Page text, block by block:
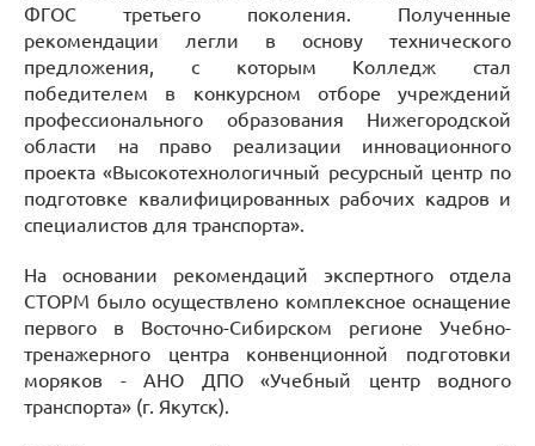
ФГОС третьего поколения. Полученные
рекомендации легли в основу технического
предложения, с которым Колледж стал
победителем в конкурсном отборе учреждений
профессионального образования Нижегородской
области на право реализации инновационного
проекта «Высокотехнологичный ресурсный центр по
подготовке квалифицированных рабочих кадров и
специалистов для транспорта».
На основании рекомендаций экспертного отдела
СТОРМ было осуществлено комплексное оснащение
первого в Восточно-Сибирском регионе Учебно-
тренажерного центра конвенционной подготовки
моряков - АНО ДПО «Учебный центр водного
транспорта» (г. Якутск).